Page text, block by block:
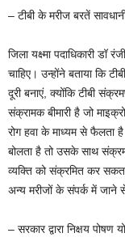
– टीबी के मरीज बरतें
जिला यक्ष्मा पदाधिकारी डॉ
चाहिए। उन्होंने बताया कि
दूरी बनाएं, क्योंकि टीबी
संक्रामक बीमारी है जो
रोग हवा के माध्यम से फैलता
बोलता है तो उसके साथ
व्यक्ति को संक्रमित कर सकता
अन्य मरीजों के संपर्क में जाने
– सरकार द्वारा निक्षय पोषण